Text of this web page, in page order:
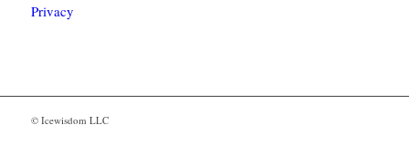
Privacy
© Icewisdom LLC